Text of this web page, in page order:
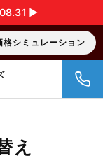
▶︎
格シミュレーション
え